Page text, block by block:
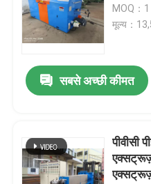
घर
MOQ：
मूल्य：
सबसे अच्छी कीमत
पीवीसी